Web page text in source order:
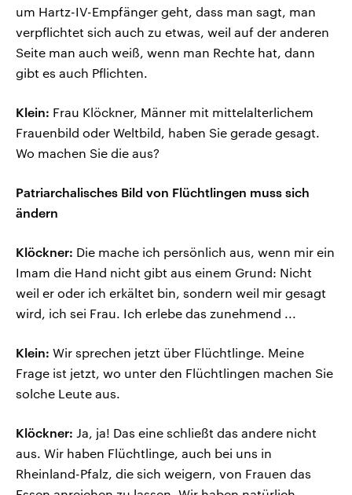
um Hartz-IV-Empfänger geht, dass man sagt, man
verpflichtet sich auch zu etwas, weil auf der anderen
Seite man auch weiß, wenn man Rechte hat, dann
gibt es auch Pflichten.
Klein: Frau Klöckner, Männer mit mittelalterlichem
Frauenbild oder Weltbild, haben Sie gerade gesagt.
Wo machen Sie die aus?
Patriarchalisches Bild von Flüchtlingen muss sich
ändern
Klöckner: Die mache ich persönlich aus, wenn mir ein
Imam die Hand nicht gibt aus einem Grund: Nicht
weil er oder ich erkältet bin, sondern weil mir gesagt
wird, ich sei Frau. Ich erlebe das zunehmend ...
Klein: Wir sprechen jetzt über Flüchtlinge. Meine
Frage ist jetzt, wo unter den Flüchtlingen machen Sie
solche Leute aus.
Klöckner: Ja, ja! Das eine schließt das andere nicht
aus. Wir haben Flüchtlinge, auch bei uns in
Rheinland-Pfalz, die sich weigern, von Frauen das